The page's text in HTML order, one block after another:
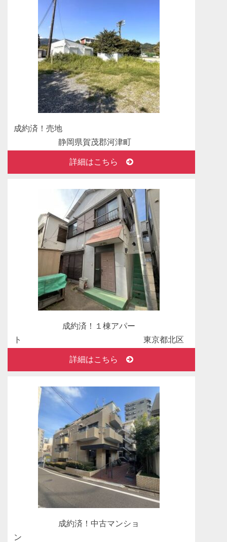
2025年03月10日
新着物件情報 中古マンション 神奈川県横浜市
中区伊勢佐木町
ストーク伊勢佐木六番館 ～オーナーチェンジ
～ 販売開始しました！
2025年03月3日
成約済！ありがとうございました。売地 福島県
福島県耶麻郡猪苗代町大字若宮字山田乙 売地
おかげさまで成約になりました。
2025年02月5日
群馬県前橋市苗ヶ島町 売地 おかげさまで成約
になりました。
2024年12月24日
成約済！ありがとうございました。売地 千葉県
いすみ市
いすみ市岬町三門 売地 おかげさまで成約にな
りました。
2024年12月10日
成約済！ありがとうございました。中古マンショ
ン 東京都江戸川区
コスモ西葛西 中古マンション おかげさまで成
2024年10月10日
成約済！ありがとうございました。戸建 福島県
耶麻郡北塩原村大字檜原字剣ヶ峯 戸建 おかげさ
まで成約になりました。
2024年09月23日
新着物件情報 売地 東京都葛飾区西水元
葛飾区西水元3丁目売地 販売開始いたしまし
成約済！売地
静岡県賀茂郡河津町
詳細はこちら
成約済！１棟アパー
ト 東京都北区
詳細はこちら
成約済！中古マンショ
ン